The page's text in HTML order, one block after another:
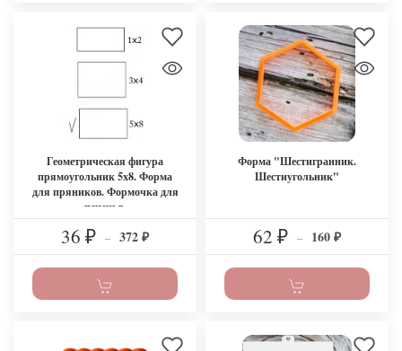
Геометрическая фигура
прямоугольник 5x8. Форма
для пряников. Формочка для
печенья.
36 ₽ – 372 ₽
Форма "Шестигранник.
Шестиугольник"
62 ₽ – 160 ₽